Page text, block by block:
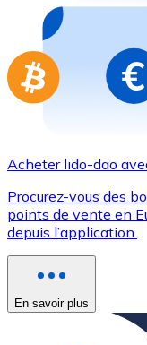
Aller à la
Acheter lido-dao
Procurez-vous des
points de vente en
depuis l’application.
En savoir plus